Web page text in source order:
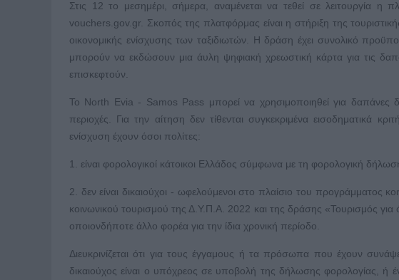
Στις 12 το μεσημέρι, σήμερα, αναμένεται να τεθεί σε λειτουργία
vouchers.gov.gr. Σκοπός της πλατφόρμας είναι η στήριξη της
οικονομικής ενίσχυσης των ταξιδιωτών. Η δράση έχει συνολικό
μπορούν να εκδώσουν μια άυλη ψηφιακή χρεωστική κάρτα για τις
επισκεφτούν.
Το North Evia - Samos Pass μπορεί να χρησιμοποιηθεί για δαπάνες
περιοχές. Για την αίτηση δεν τίθενται συγκεκριμένα εισοδηματικά
ενίσχυση έχουν όσοι πολίτες:
1. είναι φορολογικοί κάτοικοι Ελλάδος σύμφωνα με τη φορολογική
2. δεν είναι δικαιούχοι - ωφελούμενοι στο πλαίσιο του προγράμματος
κοινωνικού τουρισμού της Δ.Υ.Π.Α. 2022 και της δράσης «Τουρισμός
οποιονδήποτε άλλο φορέα για την ίδια χρονική περίοδο.
Διευκρινίζεται ότι για τους έγγαμους ή τα πρόσωπα που έχουν
δικαιούχος είναι ο υπόχρεος σε υποβολή της δήλωσης φορολογίας,